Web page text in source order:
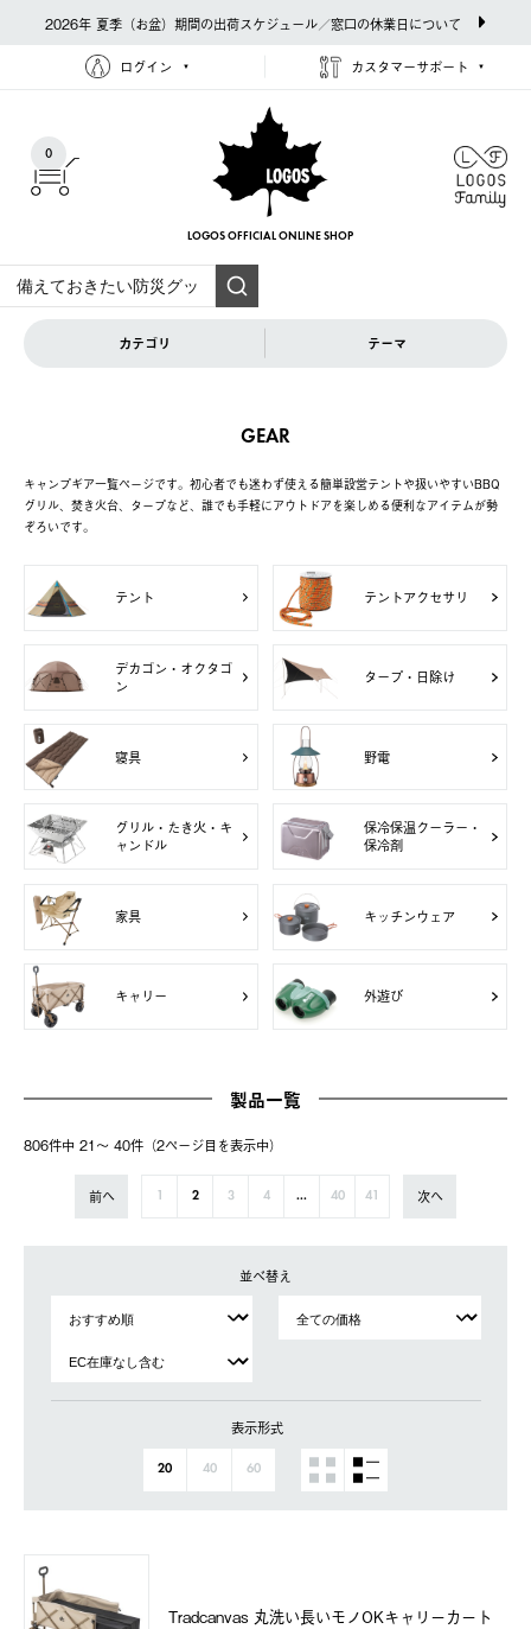
2026年 夏季（お盆）期間の出荷スケジュール／窓口の休業日について
ログイン カスタマーサポート
0
LOGOS OFFICIAL ONLINE SHOP
カテゴリ テーマ
GEAR
キャンプギア一覧ページです。初心者でも迷わず使える簡単設営テントや扱いやすいBBQ
グリル、焚き火台、タープなど、誰でも手軽にアウトドアを楽しめる便利なアイテムが勢
ぞろいです。
テント テントアクセサリ
デカゴン・オクタゴ
ン
タープ・日除け
寝具 野電
グリル・たき火・キ
ャンドル
保冷保温クーラー・
保冷剤
家具 キッチンウェア
キャリー 外遊び
製品一覧
806件中 21〜 40件（2ページ⽬を表⽰中）
前へ 2 3 4 ... 40 41 次へ
並べ替え
表示形式
20 40 60
Tradcanvas 丸洗い長いモノOKキャリーカート